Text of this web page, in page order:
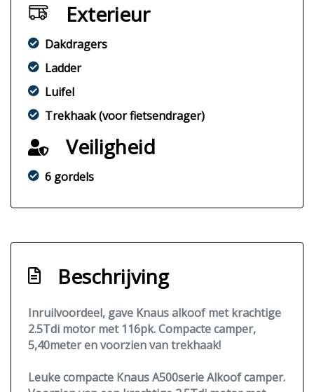
Exterieur
Dakdragers
Ladder
Luifel
Trekhaak (voor fietsendrager)
Veiligheid
6 gordels
Beschrijving
Inruilvoordeel, gave Knaus alkoof met krachtige
2.5Tdi motor met 116pk. Compacte camper,
5,40meter en voorzien van trekhaak!
Leuke compacte Knaus A500serie Alkoof camper.